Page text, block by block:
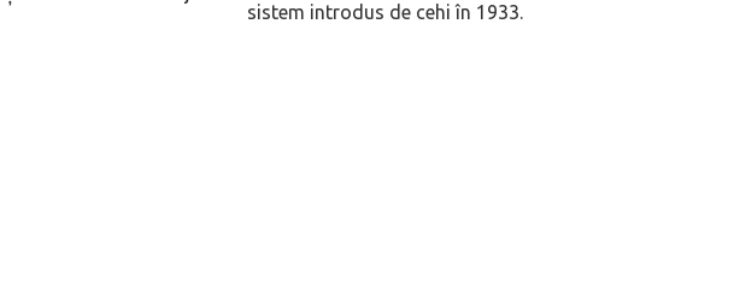
sistem introdus de cehi în 1933.
altfel!